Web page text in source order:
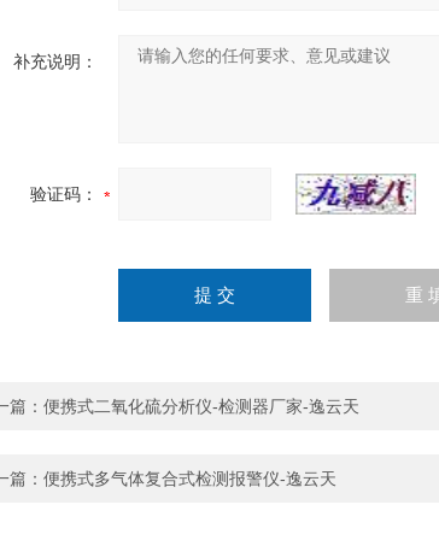
补充说明：
验证码：
篇： 便携式二氧化硫分析仪-检测器厂家-逸云天
篇： 便携式多气体复合式检测报警仪-逸云天